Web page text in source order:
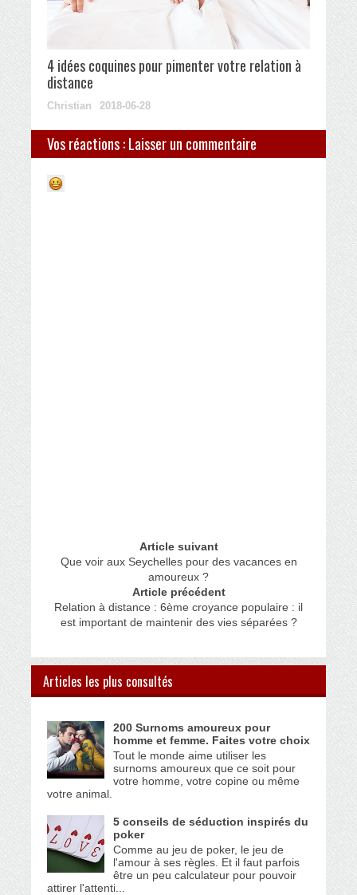
4 idées coquines pour pimenter votre relation à
distance
Christian 2018-06-28
Vos réactions : Laisser un commentaire
Article suivant
Que voir aux Seychelles pour des vacances en
amoureux ?
Article précédent
Relation à distance : 6ème croyance populaire : il
est important de maintenir des vies séparées ?
Articles les plus consultés
200 Surnoms amoureux pour
homme et femme. Faites votre choix
Tout le monde aime utiliser les
surnoms amoureux que ce soit pour
votre homme, votre copine ou même
votre animal.
5 conseils de séduction inspirés du
poker
Comme au jeu de poker, le jeu de
l'amour à ses règles. Et il faut parfois
être un peu calculateur pour pouvoir
attirer l'attenti...